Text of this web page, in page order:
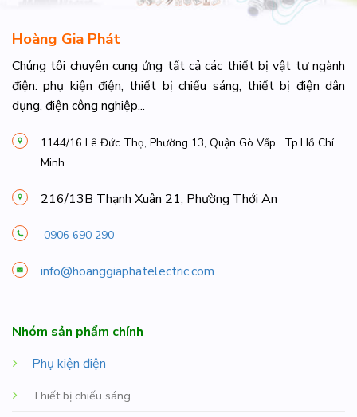
Hoàng Gia Phát
Chúng tôi chuyên cung ứng tất cả các thiết bị vật tư ngành
điện: phụ kiện điện, thiết bị chiếu sáng, thiết bị điện dân
dụng, điện công nghiệp...
1144/16 Lê Đức Thọ, Phường 13, Quận Gò Vấp , Tp.Hồ Chí
Minh
216/13B Thạnh Xuân 21, Phường Thới An
0906 690 290
info@hoanggiaphatelectric.com
Nhóm sản phẩm chính
Phụ kiện điện
Thiết bị chiếu sáng